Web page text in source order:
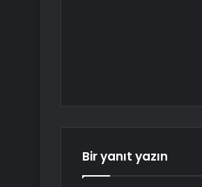
Bir yanıt yazın